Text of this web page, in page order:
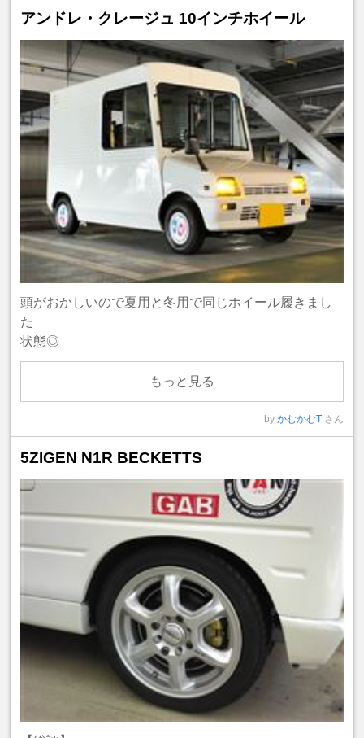
アンドレ・クレージュ 10インチホイール
頭がおかしいので夏用と冬用で同じホイール履きまし
た
状態◎
もっと見る
by かむかむT さん
5ZIGEN N1R BECKETTS